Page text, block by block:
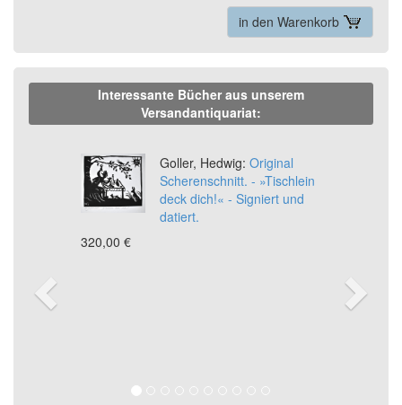
in den Warenkorb
Interessante Bücher aus unserem
Versandantiquariat:
Goller, Hedwig: Original
Scherenschnitt. - »Tischlein
deck dich!« - Signiert und
datiert.
320,00 €
Previous